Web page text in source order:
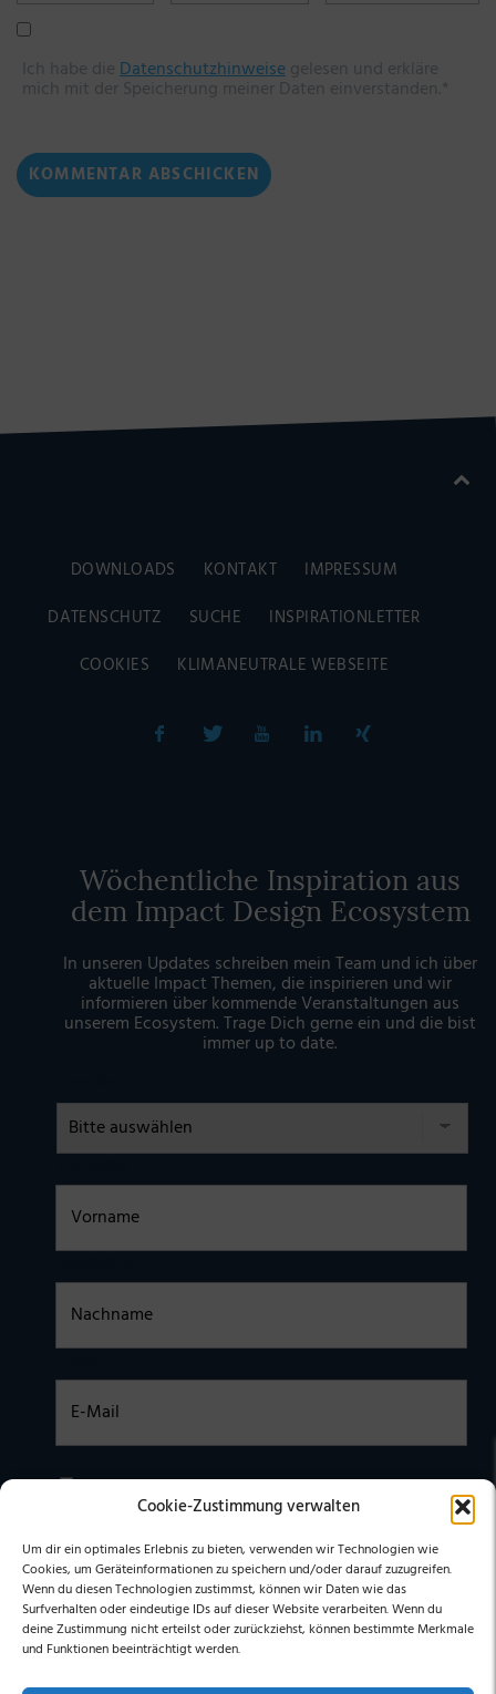
Cookie-Zustimmung verwalten
Um dir ein optimales Erlebnis zu bieten, verwenden wir Technologien wie
Cookies, um Geräteinformationen zu speichern und/oder darauf zuzugreifen.
Wenn du diesen Technologien zustimmst, können wir Daten wie das
Surfverhalten oder eindeutige IDs auf dieser Website verarbeiten. Wenn du
deine Zustimmung nicht erteilst oder zurückziehst, können bestimmte Merkmale
und Funktionen beeinträchtigt werden.
Ich habe dieDatenschutzhinweisegelesen und erkläre
mich mit der Speicherung meiner Daten einverstanden.*
DOWNLOADS KONTAKT
IMPRESSUM
DATENSCHUTZ
SUCHE
INSPIRATIONLETTER
COOKIES
KLIMANEUTRALE WEBSEITE
Wöchentliche Inspiration aus
dem Impact Design Ecosystem
In unseren Updates schreiben mein Team und ich über
aktuelle Impact Themen, die inspirieren und wir
informieren über kommende Veranstaltungen aus
unserem Ecosystem. Trage Dich gerne ein und die bist
immer up to date.
genommen. Ich stimme zu, dass meine Daten elektronisch
Einwilligung jederzeit für die Zukunft per E-Mail an
stephan@stephangrabmeier.de widerrufen.)